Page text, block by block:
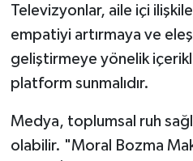
Televizyonlar, aile içi
empatiyi artırmaya ve
geliştirmeye yönelik
platform sunmalıdır.
Medya, toplumsal ruh
olabilir. "Moral Bozma